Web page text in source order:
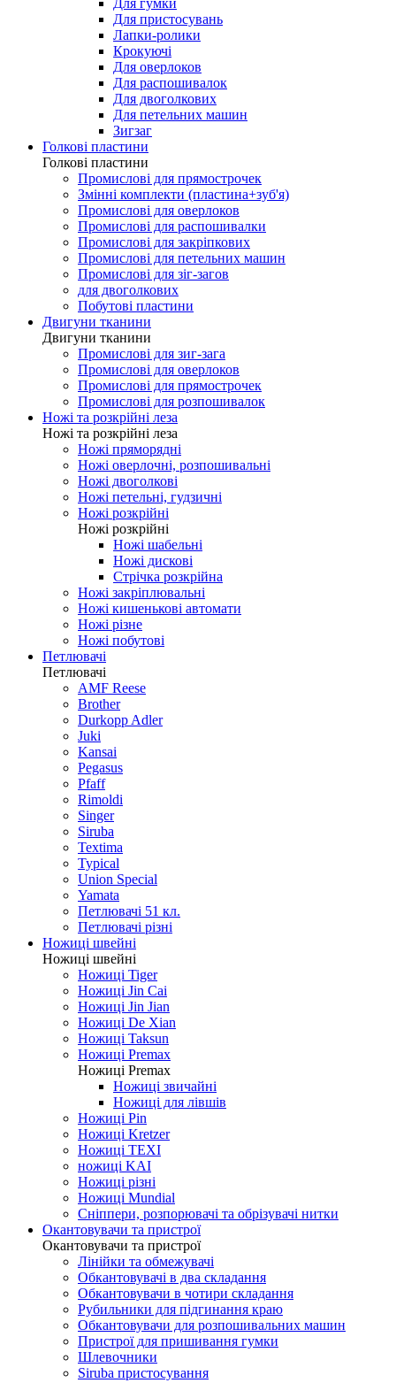
Для гумки
Для пристосувань
Лапки-ролики
Крокуючі
Для оверлоков
Для распошивалок
Для двоголкових
Для петельних машин
Зигзаг
Голкові пластини
Голкові пластини
Промислові для прямострочек
Змінні комплекти (пластина+зуб'я)
Промислові для оверлоков
Промислові для распошивалки
Промислові для закріпкових
Промислові для петельних машин
Промислові для зіг-загов
для двоголкових
Побутові пластини
Двигуни тканини
Двигуни тканини
Промислові для зиг-зага
Промислові для оверлоков
Промислові для прямострочек
Промислові для розпошивалок
Ножі та розкрійні леза
Ножі та розкрійні леза
Ножі пряморядні
Ножі оверлочні, розпошивальні
Ножі двоголкові
Ножі петельні, гудзичні
Ножі розкрійні
Ножі розкрійні
Ножі шабельні
Ножі дискові
Стрічка розкрійна
Ножі закріплювальні
Ножі кишенькові автомати
Ножі різне
Ножі побутові
Петлювачі
Петлювачі
AMF Reese
Brother
Durkopp Adler
Juki
Kansai
Pegasus
Pfaff
Rimoldi
Singer
Siruba
Textima
Typical
Union Special
Yamata
Петлювачі 51 кл.
Петлювачі різні
Ножиці швейні
Ножиці швейні
Ножиці Tiger
Ножиці Jin Cai
Ножиці Jin Jian
Ножиці De Xian
Ножиці Taksun
Ножиці Premax
Ножиці Premax
Ножиці звичайні
Ножиці для лівшів
Ножиці Pin
Ножиці Kretzer
Ножиці TEXI
ножиці KAI
Ножиці різні
Ножиці Mundial
Сніппери, розпорювачі та обрізувачі нитки
Окантовувачи та пристрої
Окантовувачи та пристрої
Лінійки та обмежувачі
Обкантовувачі в два складання
Обкантовувачи в чотири складання
Рубильники для підгинання краю
Обкантовувачи для розпошивальних машин
Пристрої для пришивання гумки
Шлевочники
Siruba пристосування